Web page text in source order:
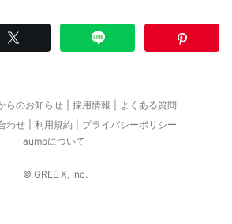
らのお知らせ 採用情報
よくある質問
わせ
利用規約
プライバシーポリシー
aumoについて
© GREE X, Inc.